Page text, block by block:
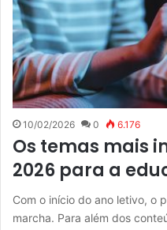
10/02/2026 0 6.176
Os temas mais
2026 para a
Com o início do ano letivo, o
marcha. Para além dos